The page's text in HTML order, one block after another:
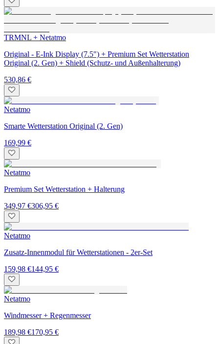
TRMNL + Netatmo
Original - E-Ink Display (7.5") + Premium Set Wetterstation
Original (2. Gen) + Shield (Schutz- und Außenhalterung)
530,86 €
Netatmo
Smarte Wetterstation Original (2. Gen)
169,99 €
Netatmo
Premium Set Wetterstation + Halterung
349,97 €306,95 €
Netatmo
Zusatz-Innenmodul für Wetterstationen - 2er-Set
159,98 €144,95 €
Netatmo
Windmesser + Regenmesser
189,98 €170,95 €